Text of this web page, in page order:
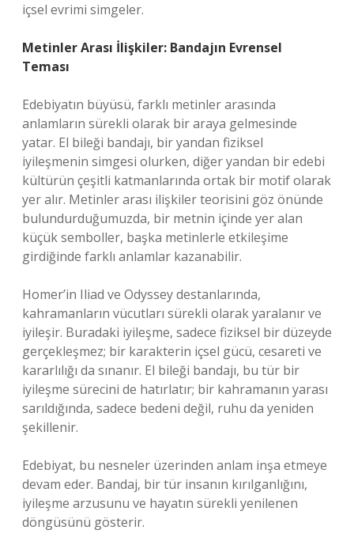
içsel evrimi simgeler.
Metinler Arası İlişkiler: Bandajın Evrensel
Teması
Edebiyatın büyüsü, farklı metinler arasında
anlamların sürekli olarak bir araya gelmesinde
yatar. El bileği bandajı, bir yandan fiziksel
iyileşmenin simgesi olurken, diğer yandan bir edebi
kültürün çeşitli katmanlarında ortak bir motif olarak
yer alır. Metinler arası ilişkiler teorisini göz önünde
bulundurduğumuzda, bir metnin içinde yer alan
küçük semboller, başka metinlerle etkileşime
girdiğinde farklı anlamlar kazanabilir.
Homer’in Iliad ve Odyssey destanlarında,
kahramanların vücutları sürekli olarak yaralanır ve
iyileşir. Buradaki iyileşme, sadece fiziksel bir düzeyde
gerçekleşmez; bir karakterin içsel gücü, cesareti ve
kararlılığı da sınanır. El bileği bandajı, bu tür bir
iyileşme sürecini de hatırlatır; bir kahramanın yarası
sarıldığında, sadece bedeni değil, ruhu da yeniden
şekillenir.
Edebiyat, bu nesneler üzerinden anlam inşa etmeye
devam eder. Bandaj, bir tür insanın kırılganlığını,
iyileşme arzusunu ve hayatın sürekli yenilenen
döngüsünü gösterir.